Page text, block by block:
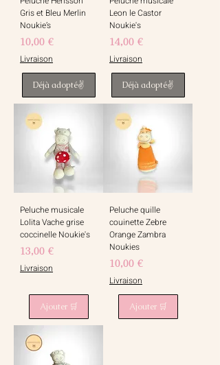
Gris et Bleu Merlin
Noukie’s
Prix
10,00 €
Livraison
Déjà adopté✌️
Leon le Castor
Noukie's
Prix
14,00 €
Livraison
Déjà adopté✌️
Peluche musicale
Lolita Vache grise
coccinelle Noukie's
Prix
13,00 €
Livraison
Ajouter 🛒
Peluche quille
couinette Zebre
Orange Zambra
Noukies
Prix
10,00 €
Livraison
Ajouter 🛒